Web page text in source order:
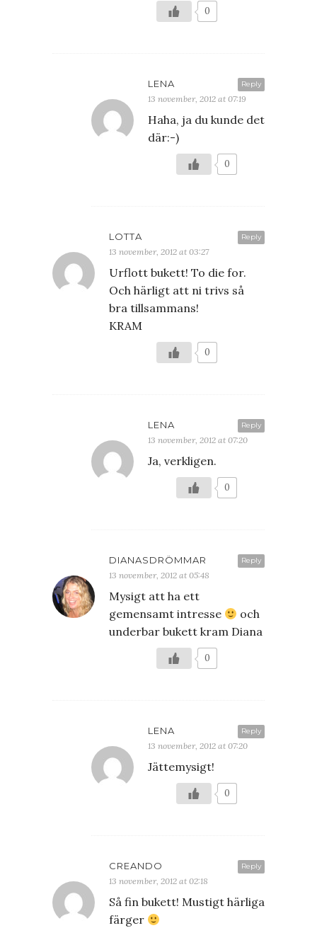
0
Reply
LENA
13 november, 2012 at 07:19
Haha, ja du kunde det
där:-)
0
Reply
LOTTA
13 november, 2012 at 03:27
Urflott bukett! To die for.
Och härligt att ni trivs så
bra tillsammans!
KRAM
0
Reply
LENA
13 november, 2012 at 07:20
Ja, verkligen.
0
Reply
DIANASDRÖMMAR
13 november, 2012 at 05:48
Mysigt att ha ett
gemensamt intresse
och
underbar bukett kram Diana
0
Reply
LENA
13 november, 2012 at 07:20
Jättemysigt!
0
Reply
CREANDO
13 november, 2012 at 02:18
Så fin bukett! Mustigt härliga
färger